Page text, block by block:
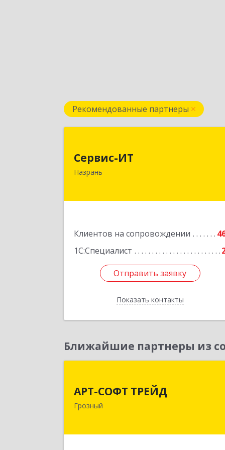
Рекомендованные партнеры
Сервис-ИТ
Назрань
Клиентов на сопровождении
1С:Специалист
Отправить заявку
Показать контакты
386102, Ингушетия Респ, Назрань г,
Центральный округ тер, Московская
Отправить заявку
Назад
Ближайшие партнеры из
АРТ-СОФТ ТРЕЙД
Грозный
364013, Чеченская Респ, Грозный г,